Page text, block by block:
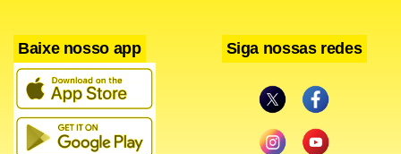
Em seu currículo, Fito Neves tem um título pernambucano
conquistado com o Santa Cruz, em 1995. Ele tem 55 anos e
já comandou também Guarani, Ponte Preta, Internacional
Baixe nosso app Siga nossas redes